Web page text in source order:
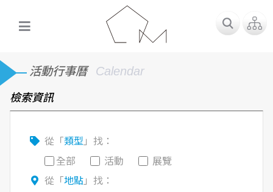
活動行事曆 Calendar
檢索資訊
從「類型」找：
全部
活動
展覽
從「地點」找：